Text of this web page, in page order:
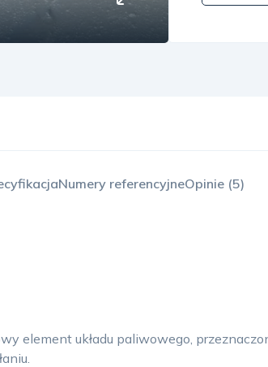
Numery referencyjneOpinie (5)
element układu paliwowego,